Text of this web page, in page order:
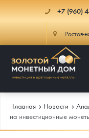
+7 (960)
Ростов-
Главная Новости
на инвестиционные